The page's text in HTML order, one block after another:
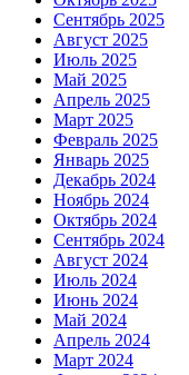
Сентябрь 2025
Август 2025
Июль 2025
Май 2025
Апрель 2025
Март 2025
Февраль 2025
Январь 2025
Декабрь 2024
Ноябрь 2024
Октябрь 2024
Сентябрь 2024
Август 2024
Июль 2024
Июнь 2024
Май 2024
Апрель 2024
Март 2024